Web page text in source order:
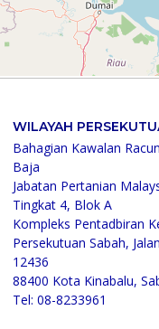
WILAYAH
Bahagian Kawalan
Baja
Jabatan Pertanian
Tingkat 4, Blok A
Kompleks Pentadbiran
Persekutuan Sabah,
12436
88400 Kota Kinabalu,
Tel: 08-8233961